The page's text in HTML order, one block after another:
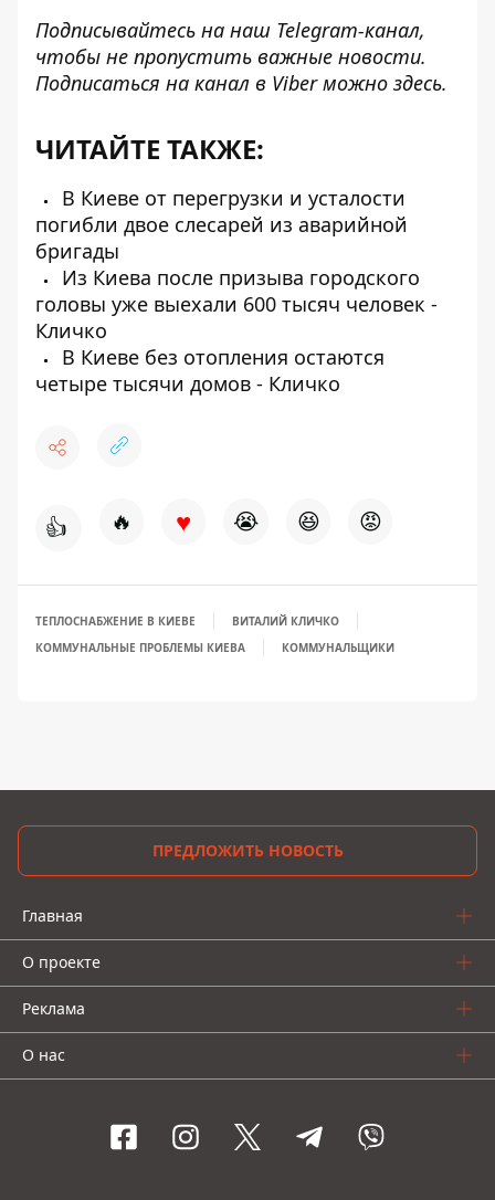
Подписывайтесь на наш Telegram-канал,
чтобы не пропустить важные новости.
Подписаться на канал в Viber можно здесь.
ЧИТАЙТЕ ТАКЖЕ:
В Киеве от перегрузки и усталости
погибли двое слесарей из аварийной
бригады
Из Киева после призыва городского
головы уже выехали 600 тысяч человек -
Кличко
В Киеве без отопления остаются
четыре тысячи домов - Кличко
👍 🔥 ♥ 😭 😆 😡
ТЕПЛОСНАБЖЕНИЕ В КИЕВЕ
ВИТАЛИЙ КЛИЧКО
КОММУНАЛЬНЫЕ ПРОБЛЕМЫ КИЕВА
КОММУНАЛЬЩИКИ
ПРЕДЛОЖИТЬ НОВОСТЬ
Главная
О проекте
Реклама
О нас